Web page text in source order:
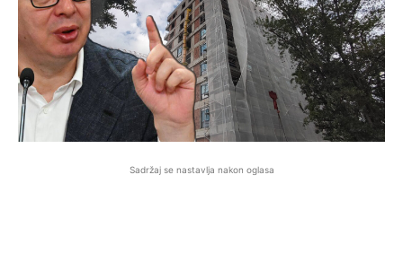
Sadržaj se nastavlja nakon oglasa